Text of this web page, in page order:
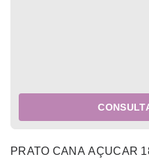
PRATO CANA AÇUCAR